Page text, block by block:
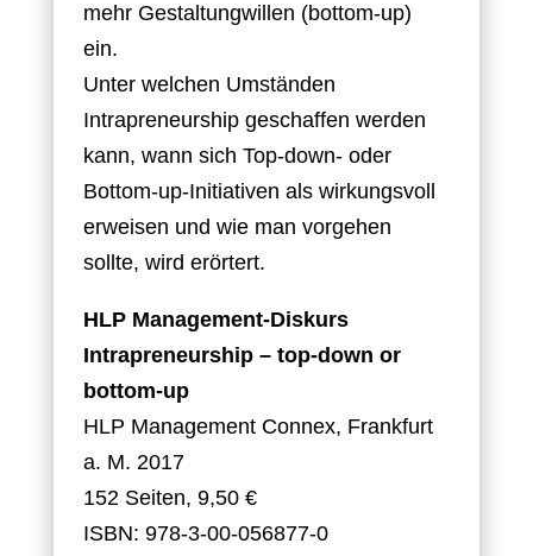
mehr Gestaltungwillen (bottom-up)
ein.
Unter welchen Umständen
Intrapreneurship geschaffen werden
kann, wann sich Top-down- oder
Bottom-up-Initiativen als wirkungsvoll
erweisen und wie man vorgehen
sollte, wird erörtert.
HLP Management-Diskurs
Intrapreneurship – top-down or
bottom-up
HLP Management Connex, Frankfurt
a. M. 2017
152 Seiten, 9,50 €
ISBN: 978-3-00-056877-0